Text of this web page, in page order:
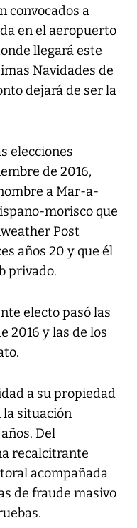
convocados a
en el aeropuerto
llegará este
Navidades de
dejará de ser la
elecciones
de 2016,
a Mar-a-
morisco que
Post
años 20 y que él
privado.
electo pasó las
2016 y las de los
a su propiedad
la situación
Del
recalcitrante
acompañada
de fraude masivo